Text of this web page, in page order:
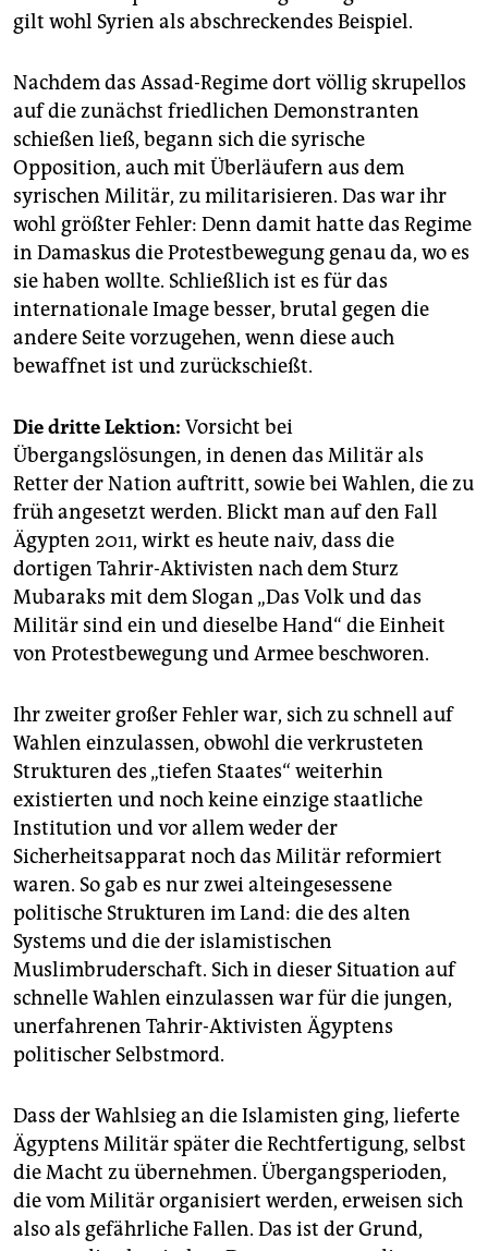
gilt wohl Syrien als abschreckendes Beispiel.
Nachdem das Assad-Regime dort völlig skrupellos
auf die zunächst friedlichen Demonstranten
schießen ließ, begann sich die syrische
Opposition, auch mit Überläufern aus dem
syrischen Militär, zu militarisieren. Das war ihr
wohl größter Fehler: Denn damit hatte das Regime
in Damaskus die Protestbewegung genau da, wo es
sie haben wollte. Schließlich ist es für das
internationale Image besser, brutal gegen die
andere Seite vorzugehen, wenn diese auch
bewaffnet ist und zurückschießt.
Die dritte Lektion: Vorsicht bei
Übergangslösungen, in denen das Militär als
Retter der Nation auftritt, sowie bei Wahlen, die zu
früh angesetzt werden. Blickt man auf den Fall
Ägypten 2011, wirkt es heute naiv, dass die
dortigen Tahrir-Aktivisten nach dem Sturz
Mubaraks mit dem Slogan „Das Volk und das
Militär sind ein und dieselbe Hand“ die Einheit
von Protestbewegung und Armee beschworen.
Ihr zweiter großer Fehler war, sich zu schnell auf
Wahlen einzulassen, obwohl die verkrusteten
Strukturen des „tiefen Staates“ weiterhin
existierten und noch keine einzige staatliche
Institution und vor allem weder der
Sicherheitsapparat noch das Militär reformiert
waren. So gab es nur zwei alteingesessene
politische Strukturen im Land: die des alten
Systems und die der islamistischen
Muslimbruderschaft. Sich in dieser Situation auf
schnelle Wahlen einzulassen war für die jungen,
unerfahrenen Tahrir-Aktivisten Ägyptens
politischer Selbstmord.
Dass der Wahlsieg an die Islamisten ging, lieferte
Ägyptens Militär später die Rechtfertigung, selbst
die Macht zu übernehmen. Übergangsperioden,
die vom Militär organisiert werden, erweisen sich
also als gefährliche Fallen. Das ist der Grund,